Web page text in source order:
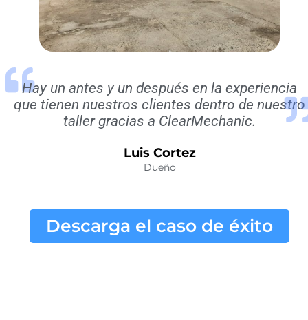
Hay un antes y un después en la experiencia
que tienen nuestros clientes dentro de nuestro
taller gracias a ClearMechanic.
Luis Cortez
Dueño
Descarga el caso de éxito